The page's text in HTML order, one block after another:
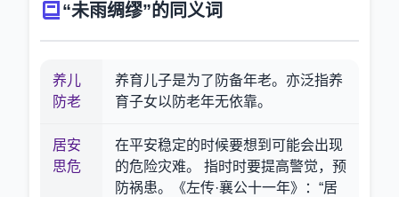
“未雨绸缪”的同义词
养儿
防老
养育儿子是为了防备年老。亦泛指养
育子女以防老年无依靠。
居安
思危
在平安稳定的时候要想到可能会出现
的危险灾难。 指时时要提高警觉，预
防祸患。《左传·襄公十一年》：“居